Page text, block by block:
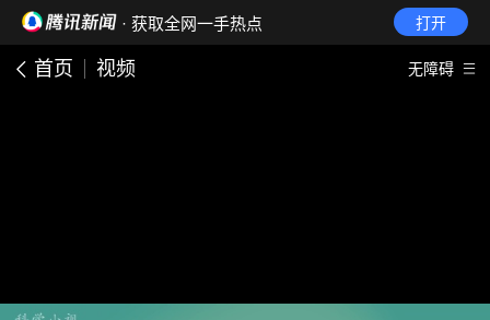
· 获取全网一手热点 打开
首页 视频 无障碍